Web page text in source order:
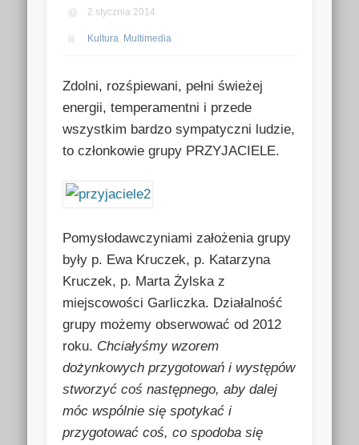
2 stycznia 2014
Kultura Multimedia
Zdolni, rozśpiewani, pełni świeżej
energii, temperamentni i przede
wszystkim bardzo sympatyczni ludzie,
to członkowie grupy PRZYJACIELE.
Pomysłodawczyniami założenia grupy
były p. Ewa Kruczek, p. Katarzyna
Kruczek, p. Marta Żylska z
miejscowości Garliczka. Działalność
grupy możemy obserwować od 2012
roku. Chciałyśmy wzorem
dożynkowych przygotowań i występów
stworzyć coś następnego, aby dalej
móc wspólnie się spotykać i
przygotować coś, co spodoba się